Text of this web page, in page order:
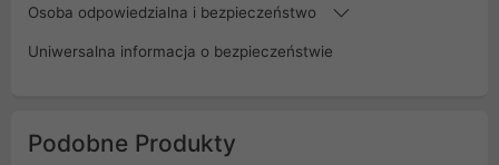
Osoba odpowiedzialna i bezpieczeństwo
Uniwersalna informacja o bezpieczeństwie
Podobne Produkty